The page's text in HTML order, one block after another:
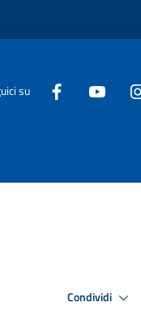
su
Condividi